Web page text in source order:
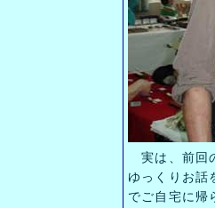
実は、前回
ゆっくりお話
でご自宅に帰